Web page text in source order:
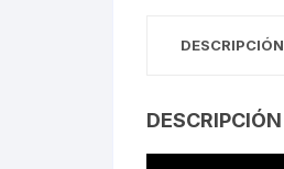
DESCRIPCIÓN
DESCRIPCIÓN